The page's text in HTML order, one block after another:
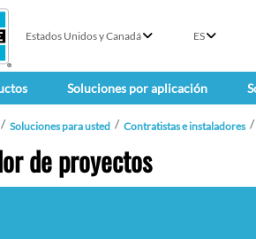
Estados Unidos y Canadá ES
Soluciones por aplicación
Soluciones para usted Contratistas e instaladores
de proyectos